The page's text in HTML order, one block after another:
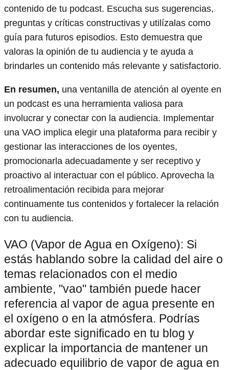
contenido de tu podcast. Escucha sus sugerencias,
preguntas y críticas constructivas y utilízalas como
guía para futuros episodios. Esto demuestra que
valoras la opinión de tu audiencia y te ayuda a
brindarles un contenido más relevante y satisfactorio.
En resumen, una ventanilla de atención al oyente en
un podcast es una herramienta valiosa para
involucrar y conectar con la audiencia. Implementar
una VAO implica elegir una plataforma para recibir y
gestionar las interacciones de los oyentes,
promocionarla adecuadamente y ser receptivo y
proactivo al interactuar con el público. Aprovecha la
retroalimentación recibida para mejorar
continuamente tus contenidos y fortalecer la relación
con tu audiencia.
VAO (Vapor de Agua en Oxígeno): Si
estás hablando sobre la calidad del aire o
temas relacionados con el medio
ambiente, "vao" también puede hacer
referencia al vapor de agua presente en
el oxígeno o en la atmósfera. Podrías
abordar este significado en tu blog y
explicar la importancia de mantener un
adecuado equilibrio de vapor de agua en